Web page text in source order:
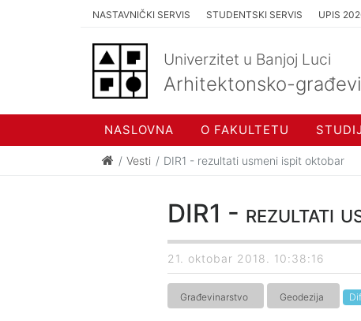
NASTAVNIČKI SERVIS STUDENTSKI SERVIS UPIS
Univerzitet u Banjoj Luci
Arhitektonsko-
NASLOVNA O FAKULTETU
Vesti DIR1 - rezultati usmeni ispit oktobar
DIR1 - rezultati
21. oktobar 2018. 10:38:16
Građevinarstvo Geodezija